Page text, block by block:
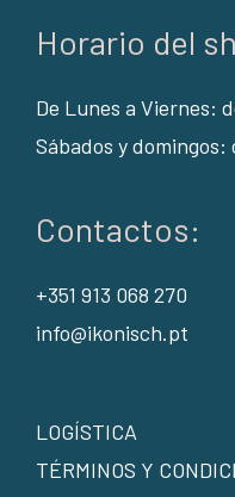
Horario del
De Lunes a Viernes:
Sábados y
Contactos:
+351 913 068 270
info@ikonisch.pt
LOGÍSTICA
TÉRMINOS Y